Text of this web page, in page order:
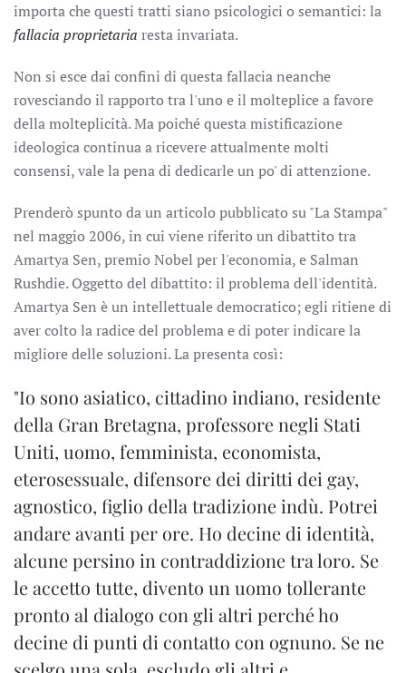
importa che questi tratti siano psicologici o semantici: la
fallacia proprietaria resta invariata.
Non si esce dai confini di questa fallacia neanche
rovesciando il rapporto tra l'uno e il molteplice a favore
della molteplicità. Ma poiché questa mistificazione
ideologica continua a ricevere attualmente molti
consensi, vale la pena di dedicarle un po' di attenzione.
Prenderò spunto da un articolo pubblicato su "La Stampa"
nel maggio 2006, in cui viene riferito un dibattito tra
Amartya Sen, premio Nobel per l'economia, e Salman
Rushdie. Oggetto del dibattito: il problema dell'identità.
Amartya Sen è un intellettuale democratico; egli ritiene di
aver colto la radice del problema e di poter indicare la
migliore delle soluzioni. La presenta così:
"Io sono asiatico, cittadino indiano, residente
della Gran Bretagna, professore negli Stati
Uniti, uomo, femminista, economista,
eterosessuale, difensore dei diritti dei gay,
agnostico, figlio della tradizione indù. Potrei
andare avanti per ore. Ho decine di identità,
alcune persino in contraddizione tra loro. Se
le accetto tutte, divento un uomo tollerante
pronto al dialogo con gli altri perché ho
decine di punti di contatto con ognuno. Se ne